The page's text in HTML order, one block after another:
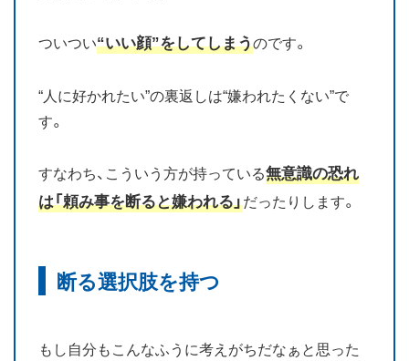
ついつい“いい顔”をしてしまうのです。
“人に好かれたい”の裏返しは“嫌われたくない”で
す。
すなわち、こういう方が持っている無意識の恐れ
は「頼み事を断ると嫌われる」だったりします。
断る選択肢を持つ
もし自分もこんなふうに考えがちだなぁと思った